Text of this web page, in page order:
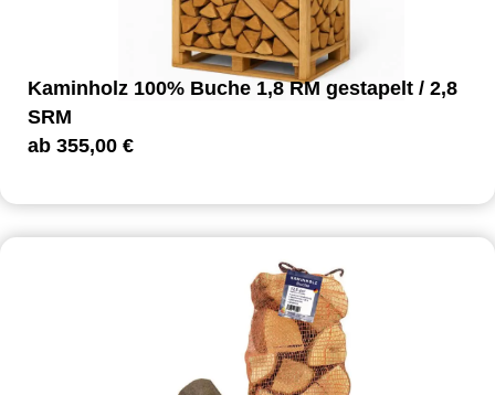
Kaminholz 100% Buche 1,8 RM gestapelt / 2,8
SRM
ab 355,00 €